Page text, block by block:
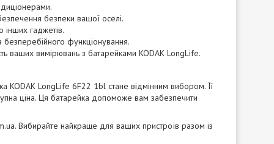
безпеки вашої оселі.
інших гаджетів.
безперебійного функціонування.
ваших вимірювань з батарейками KODAK LongLife.
KODAK LongLife 6F22 1bl стане відмінним вибором. Її
ціна. Ця батарейка допоможе вам забезпечити
. Вибирайте найкраще для ваших пристроїв разом із